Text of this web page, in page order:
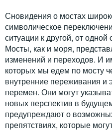
Сновидения о мостах
символическое
ситуации к другой, от
Мосты, как и моря,
изменений и переходов. И
которых мы едем по мосту
внутренние переживания и
перемен. Они могут
новых перспектив в
предупреждают о
препятствиях, которые